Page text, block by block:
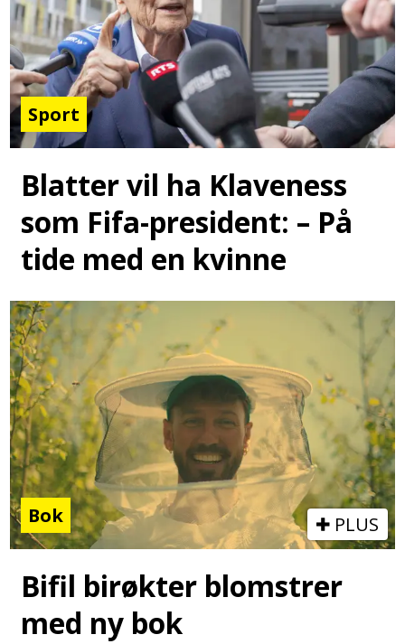
Sport
Blatter vil ha Klaveness
som Fifa-president: – På
tide med en kvinne
Bok PLUS
Bifil birøkter blomstrer
med ny bok